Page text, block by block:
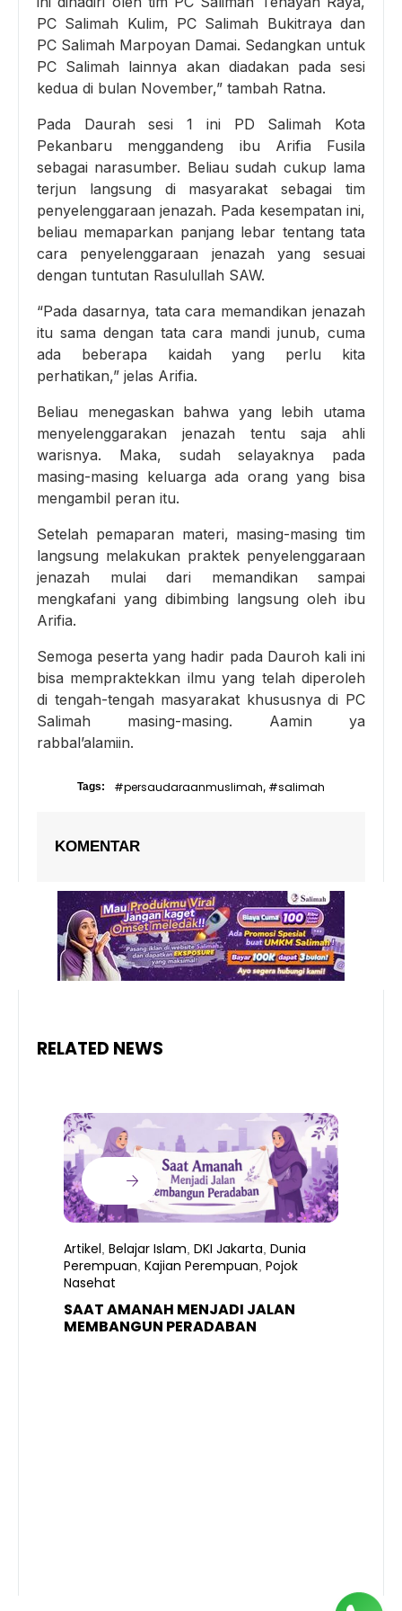
PC Salimah Kulim, PC Salimah Bukitraya dan
PC Salimah Marpoyan Damai. Sedangkan untuk
PC Salimah lainnya akan diadakan pada sesi
kedua di bulan November,” tambah Ratna.
Pada Daurah sesi 1 ini PD Salimah Kota
Pekanbaru menggandeng ibu Arifia Fusila
sebagai narasumber. Beliau sudah cukup lama
terjun langsung di masyarakat sebagai tim
penyelenggaraan jenazah. Pada kesempatan ini,
beliau memaparkan panjang lebar tentang tata
cara penyelenggaraan jenazah yang sesuai
dengan tuntutan Rasulullah SAW.
“Pada dasarnya, tata cara memandikan jenazah
itu sama dengan tata cara mandi junub, cuma
ada beberapa kaidah yang perlu kita
perhatikan,” jelas Arifia.
Beliau menegaskan bahwa yang lebih utama
menyelenggarakan jenazah tentu saja ahli
warisnya. Maka, sudah selayaknya pada
masing-masing keluarga ada orang yang bisa
mengambil peran itu.
Setelah pemaparan materi, masing-masing tim
langsung melakukan praktek penyelenggaraan
jenazah mulai dari memandikan sampai
mengkafani yang dibimbing langsung oleh ibu
Arifia.
Semoga peserta yang hadir pada Dauroh kali ini
bisa mempraktekkan ilmu yang telah diperoleh
di tengah-tengah masyarakat khususnya di PC
Salimah masing-masing. Aamin ya
rabbal’alamiin.
Tags: #persaudaraanmuslimah, #salimah
KOMENTAR
RELATED NEWS
Artikel Belajar Islam DKI Jakarta Dunia
Perempuan Kajian Perempuan Pojok
Nasehat
SAAT AMANAH MENJADI JALAN
MEMBANGUN PERADABAN